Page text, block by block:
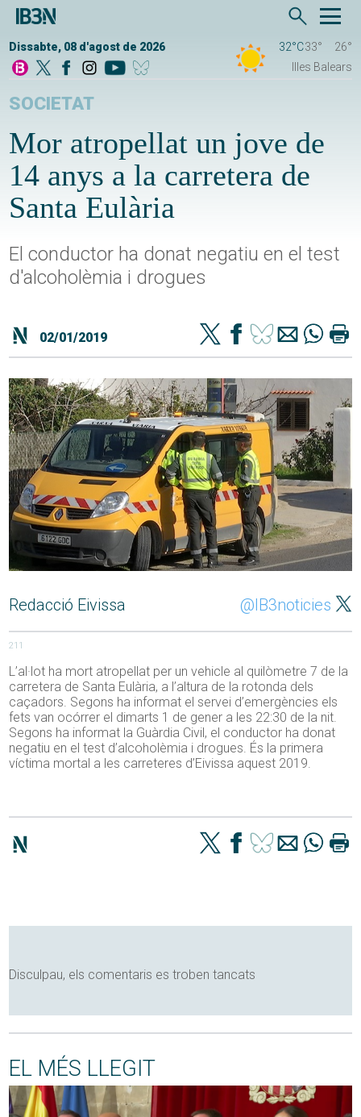
Dissabte, 08 d'agost de 2026 32°C33°
26°
Illes Balears
SOCIETAT
Mor atropellat un jove de
14 anys a la carretera de
Santa Eulària
El conductor ha donat negatiu en el test
d'alcoholèmia i drogues
02/01/2019
Redacció Eivissa @IB3noticies
211
L’al·lot ha mort atropellat per un vehicle al quilòmetre 7 de la
carretera de Santa Eulària, a l’altura de la rotonda dels
caçadors. Segons ha informat el servei d’emergències els
fets van ocórrer el dimarts 1 de gener a les 22:30 de la nit.
Segons ha informat la Guàrdia Civil, el conductor ha donat
negatiu en el test d’alcoholèmia i drogues. És la primera
víctima mortal a les carreteres d’Eivissa aquest 2019.
Disculpau, els comentaris es troben tancats
EL MÉS LLEGIT